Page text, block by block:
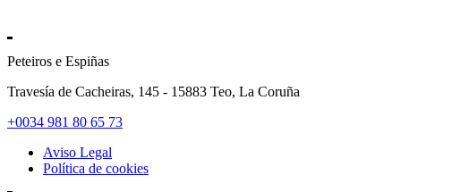
Peteiros e Espiñas
Travesía de Cacheiras, 145 - 15883 Teo, La Coruña
+0034 981 80 65 73
Aviso Legal
Política de cookies